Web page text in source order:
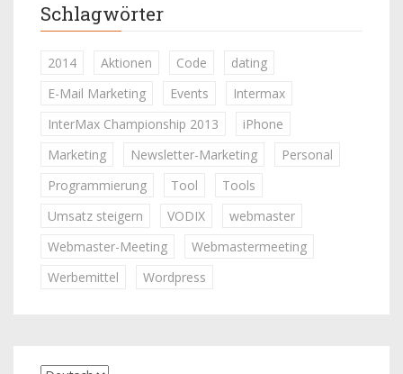
Schlagwörter
2014 Aktionen Code
dating
E-Mail Marketing
Events
Intermax
InterMax Championship 2013
iPhone
Marketing
Newsletter-Marketing
Personal
Programmierung
Tool
Tools
Umsatz steigern
VODIX
webmaster
Webmaster-Meeting
Webmastermeeting
Werbemittel
Wordpress